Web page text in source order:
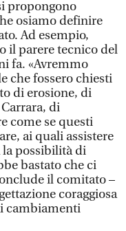
propongono
osiamo definire
Ad esempio,
il parere tecnico del
fa. «Avremmo
che fossero chiesti
di erosione, di
di
come se questi
ai quali assistere
possibilità di
bastato che ci
il comitato –
coraggiosa
cambiamenti